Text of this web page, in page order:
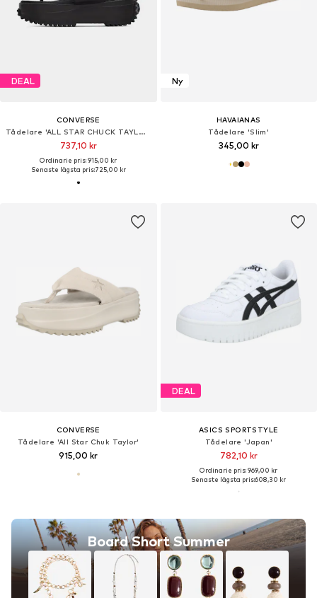
DEAL
CONVERSE
Tådelare 'ALL STAR CHUCK TAYLOR'
737,10 kr
Ordinarie pris: 915,00 kr
Senaste lägsta pris:725,00 kr
Ny
HAVAIANAS
Tådelare 'Slim'
345,00 kr
CONVERSE
Tådelare 'All Star Chuk Taylor'
915,00 kr
Board Short Summer
DEAL
ASICS SPORTSTYLE
Tådelare 'Japan'
782,10 kr
Ordinarie pris: 969,00 kr
Senaste lägsta pris:608,30 kr